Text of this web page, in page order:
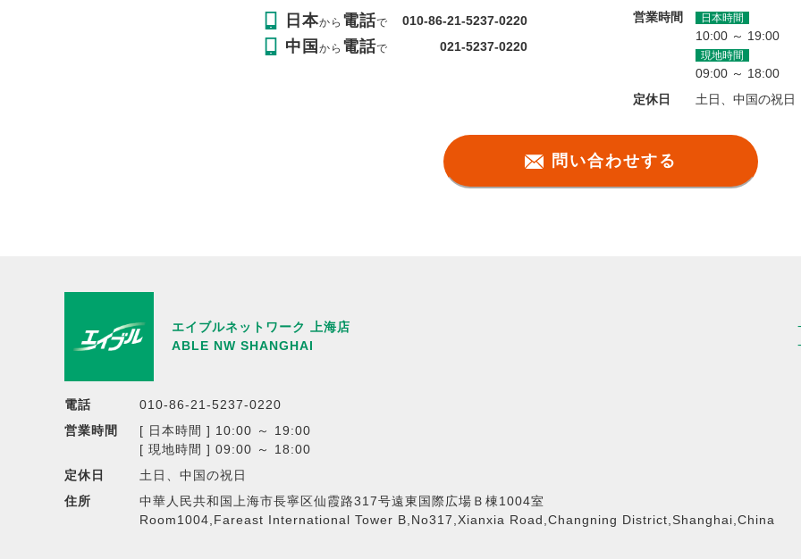
日本から 電話で 010-86-21-5237-0220
中国から 電話で 021-5237-0220
営業時間 日本時間
10:00 ～ 19:00
現地時間
09:00 ～ 18:00
定休日
土日、中国の祝日
問い合わせする
エイブルネットワーク 上海店
ABLE NW SHANGHAI
電話
010-86-21-5237-0220
営業時間
[ 日本時間 ] 10:00 ～ 19:00
[ 現地時間 ] 09:00 ～ 18:00
定休日
土日、中国の祝日
住所
中華人民共和国上海市長寧区仙霞路317号遠東国際広場Ｂ棟1004室
Room1004,Fareast International Tower B,No317,Xianxia Road,Changning District,Shanghai,China